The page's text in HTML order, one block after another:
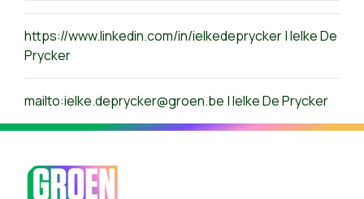
https://www.linkedin.com/in/ielkedeprycker | Ielke De
Prycker
mailto:ielke.deprycker@groen.be | Ielke De Prycker